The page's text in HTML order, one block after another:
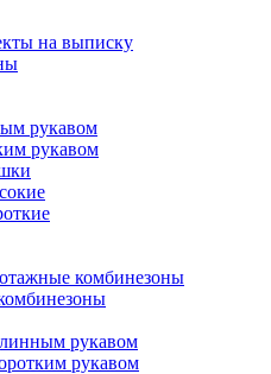
на выписку
рукавом
рукавом
комбинезоны
рукавом
рукавом